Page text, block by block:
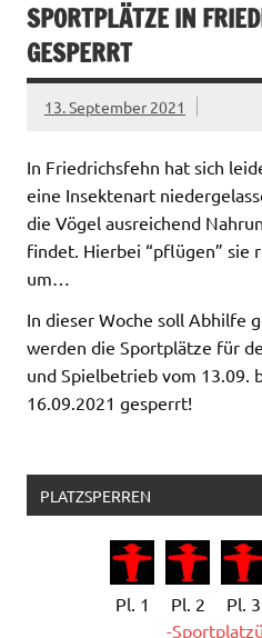
SPORTPLÄTZE IN
GESPERRT
13. September 2021
In Friedrichsfehn hat sich
eine Insektenart
die Vögel ausreichend
findet. Hierbei “pflügen” sie
um…
In dieser Woche soll Abhilfe
werden die Sportplätze für
und Spielbetrieb vom 13.09.
16.09.2021 gesperrt!
PLATZSPERREN
Pl. 1 Pl. 2 Pl. 3
-